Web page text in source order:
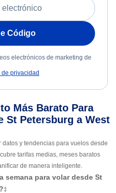
Código
electrónicos de marketing de
privacidad
Más Barato Para
St Petersburg a West
y tendencias para vuelos desde
tarifas medias, meses baratos
de manera inteligente.
semana para volar desde St
‡